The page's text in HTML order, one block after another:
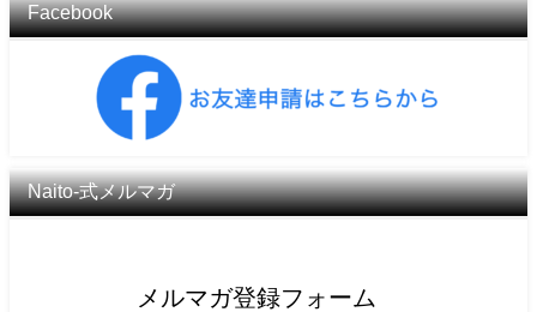
Facebook
Naito-式メルマガ
メルマガ登録フォーム